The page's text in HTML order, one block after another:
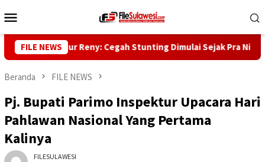
ke
Mobile
FILE NEWS
Gubernur Reny: Cegah Stunting Dimulai Sejak Pra Nikah
Beranda FILE NEWS
Pj. Bupati Parimo Inspektur Upacara Hari
Pahlawan Nasional Yang Pertama
Kalinya
FILESULAWESI